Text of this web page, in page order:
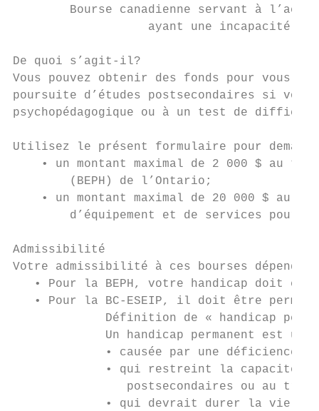
Bourse canadienne servant à
ayant une incapacité
De quoi s’agit-il?
Vous pouvez obtenir des fonds pour vous
poursuite d’études postsecondaires si
psychopédagogique ou à un test de
Utilisez le présent formulaire pour
• un montant maximal de 2 000 $ au
        (BEPH) de l’Ontario;
• un montant maximal de 20 000 $ au
d’équipement et de services pour
Admissibilité
Votre admissibilité à ces bourses dépend
• Pour la BEPH, votre handicap doit
• Pour la BC-ESEIP, il doit être
Définition de « handicap
Un handicap permanent est une
• causée par une déficience
• qui restreint la capacité
postsecondaires ou au
• qui devrait durer la vie